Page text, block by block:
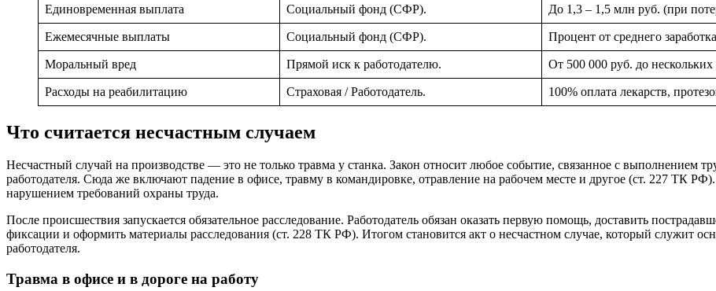
Единовременная выплата Социальный фонд (СФР). До 1,3 – 1,5 млн руб. (при
Ежемесячные выплаты Социальный фонд (СФР). Процент от среднего
Моральный вред Прямой иск к работодателю. От 500 000 руб. до
Расходы на реабилитацию Страховая / Работодатель. 100% оплата лекарств,
Что считается несчастным случаем
Несчастный случай на производстве — это не только травма у станка. Закон относит любое событие, связанное с выполнением
работодателя. Сюда же включают падение в офисе, травму в командировке, отравление на рабочем месте и другое (ст. 227 ТК
нарушением требований охраны труда.
После происшествия запускается обязательное расследование. Работодатель обязан оказать первую помощь, доставить
фиксации и оформить материалы расследования (ст. 228 ТК РФ). Итогом становится акт о несчастном случае, который служит
работодателя.
Травма в офисе и в дороге на работу